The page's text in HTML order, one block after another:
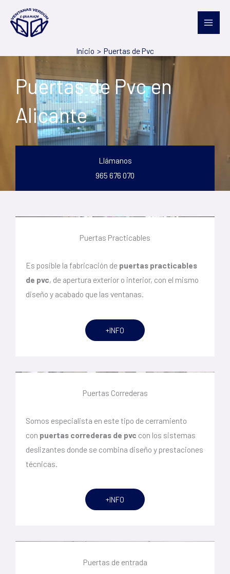
contenido
Inicio
Puertas de Pvc
Puertas de Pvc en
Alicante
Llámanos
965 676 070
Puertas Practicables
Es posible la fabricación de puertas practicables
de pvc, de apertura exterior o interior, con el mismo
diseño y acabado que las ventanas.
+INFO
Puertas Correderas
Somos especialista en este tipo de cerramiento
con puertas correderas de pvc con los sistemas
deslizantes donde se combina diseño y prestaciones
técnicas.
+INFO
Puertas de entrada